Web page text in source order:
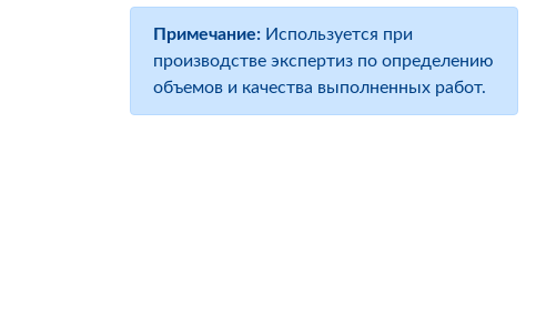
Примечание: Используется при
производстве экспертиз по определению
объемов и качества выполненных работ.